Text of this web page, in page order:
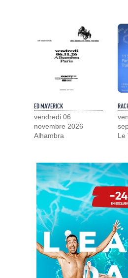
ED MAVERICK
vendredi 06
novembre 2026
Alhambra
Le